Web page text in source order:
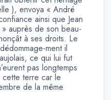
), envoya « André
ainsi que Jean
auprès de son beau-
à ses droits. Le
ment il
ce qui lui fut
pas longtemps
terre car le
de la même